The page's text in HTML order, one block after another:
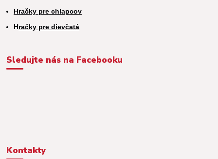
Hračky pre chlapcov
Hračky pre dievčatá
Sledujte nás na Facebooku
Kontakty